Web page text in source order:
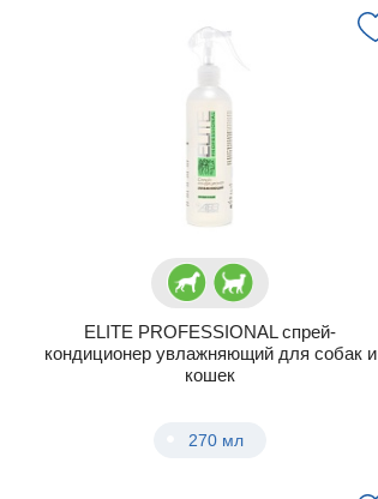
ELITE PROFESSIONAL спрей-
кондиционер увлажняющий для собак и
кошек
270 мл